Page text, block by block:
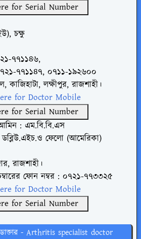
for Serial Number
চক্ষু
৭৭১১৪৬,
৭৭১১৪৭, ০৭১১-১৯২৬০০
কাজিহাটা, লক্ষীপুর,রাজশাহী।
for Doctor Mobile
for Serial Number
: এম.বি.বি.এস
ডব্লিউ.এইচ.ও ফেলো (আমেরিকা)
রাজশাহী।
ফোন নম্বর : ০৭২১-৭৭৩৩২৫
for Doctor Mobile
for Serial Number
ডাক্তার - Arthritis specialist doctor